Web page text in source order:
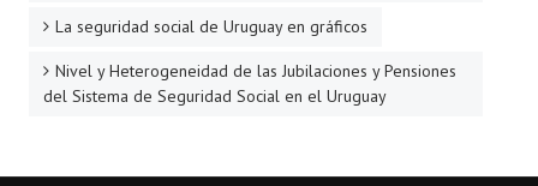
La seguridad social de Uruguay en gráficos
Nivel y Heterogeneidad de las Jubilaciones y Pensiones
del Sistema de Seguridad Social en el Uruguay